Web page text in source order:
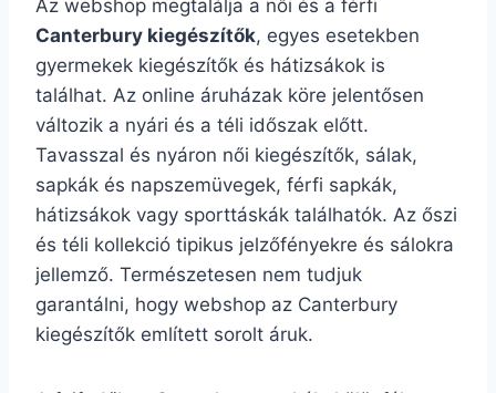
Az webshop megtalálja a női és a férfi
Canterbury kiegészítők, egyes esetekben
gyermekek kiegészítők és hátizsákok is
találhat. Az online áruházak köre jelentősen
változik a nyári és a téli időszak előtt.
Tavasszal és nyáron női kiegészítők, sálak,
sapkák és napszemüvegek, férfi sapkák,
hátizsákok vagy sporttáskák találhatók. Az őszi
és téli kollekció tipikus jelzőfényekre és sálokra
jellemző. Természetesen nem tudjuk
garantálni, hogy webshop az Canterbury
kiegészítők említett sorolt áruk.